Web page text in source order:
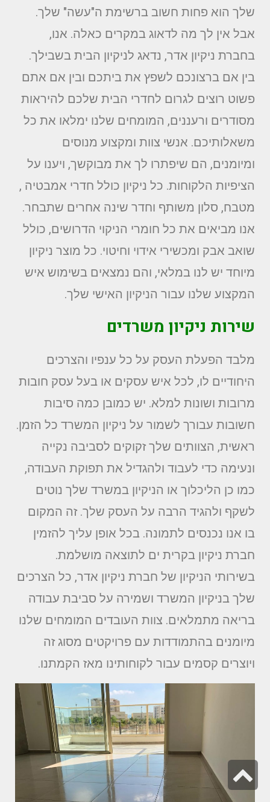
שלך הוא פחות חשוב ברשימת ה"עשה" שלך.
אבל אין לך מה לדאוג במקרים כאלה. אנו,
בחברת ניקיון אדר, נדאג לניקיון הבית בשבילך.
בין אם ברצונכם לשפץ את ביתכם ובין אם אתם
פשוט רוצים לגרום לחדרי הבית שלכם להיראות
מסודרים ורעננים, המומחים שלנו ימלאו את כל
משאלותיכם. אנשי צוות ומקצוע מנוסים
ומיומנים, הם שיפתרו לך את מבוקשך, ויענו על
הציפיות הלקוחות. כל ניקיון כולל חדרי אמבטיה ,
מטבח, סלון משותף וחדר שינה אחרים שתבחר.
אנו מביאים את כל חומרי הניקוי הדרושים, כולל
שואב אבק ומכשירי אידוי וחיטוי. כל מוצר ניקיון
מיוחד יש לנו במלאי, והם נמצאים בשימוש איש
המקצוע שלנו עבור הניקיון האישי שלך.
שירות ניקיון משרדים
מלבד הפעלת העסק על כל ענפיו והצרכים
היחודיים לו, לכל איש עסקים או בעל עסק חובות
מרובות ושונות למלא. יש כמובן כמה סיבות
חשובות עבורך לשמור על ניקיון המשרד כל הזמן.
ראשית, הצוותים שלך זקוקים לסביבה נקייה
ונעימה כדי לעבוד ולהגדיל את תפוקת העבודה,
כמו כן הליכלוך או הניקיון במשרד שלך נוטים
לשקף ולהגיד הרבה על העסק שלך. זה המקום
בו אנו נכנסים לתמונה. בכל אופן עליך להזמין
חברת ניקיון בקרית ים לתוצאה מושלמת.
בשירותי הניקיון של חברת ניקיון אדר, כל הצרכים
שלך בניקיון המשרד ושמירה על סביבת עבודה
בריאה מתמלאים. צוות העובדים המומחים שלנו
מיומנים בהתמודדות עם פרויקטים מסוג זה
ויוצרים קסמים עבור לקוחותינו מאז הקמתנו.
גלילה
לראש